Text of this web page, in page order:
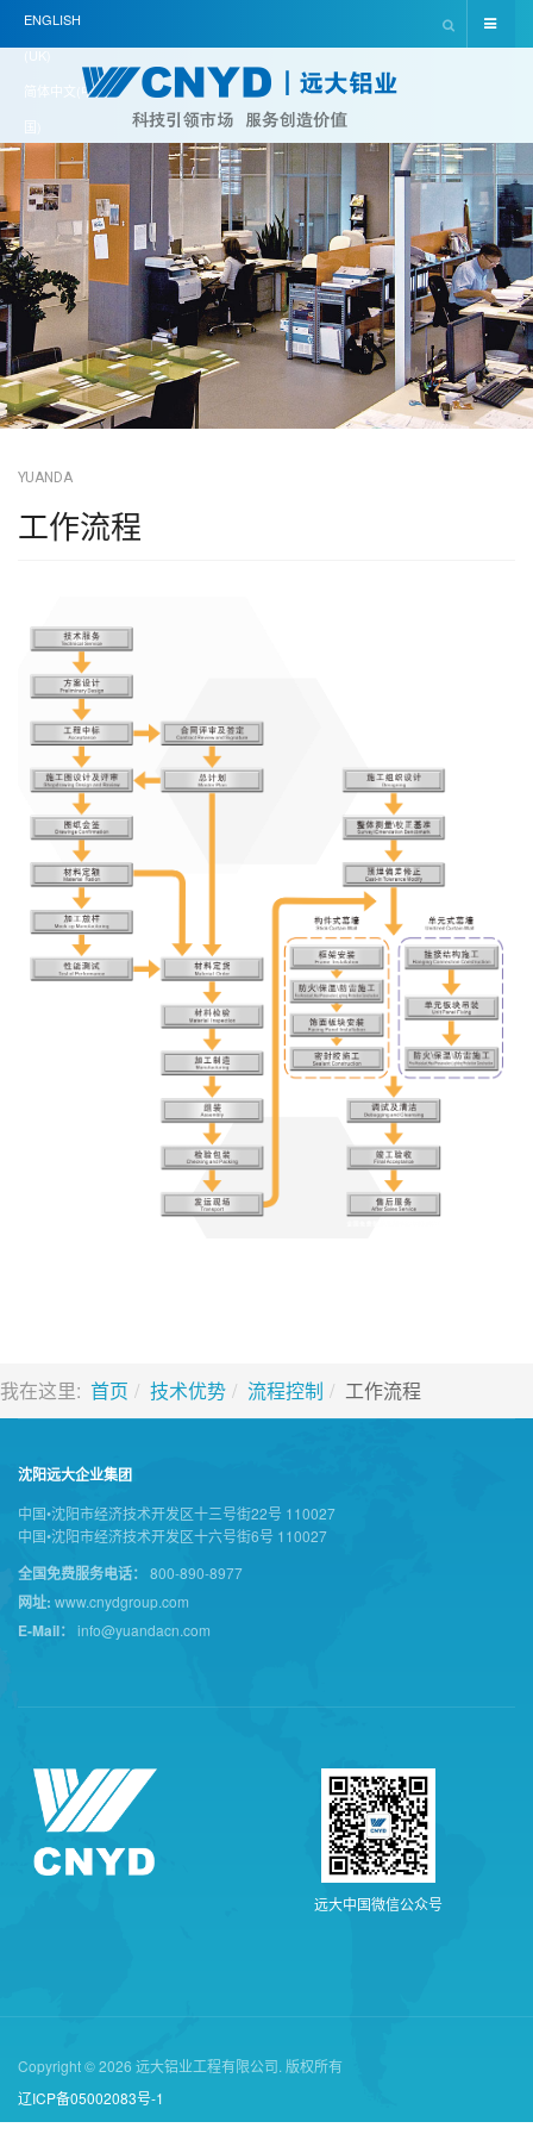
ENGLISH
(UK)
简体中文(中
国)
YUANDA
工作流程
我在这里: 首页 技术优势 流程控制 工作流程
沈阳远大企业集团
中国•沈阳市经济技术开发区十三号街22号 110027
中国•沈阳市经济技术开发区十六号街6号 110027
全国免费服务电话： 800-890-8977
网址: www.cnydgroup.com
E-Mail： info@yuandacn.com
远大中 国微信公众号
Copyright © 2026 远大铝业工程有限公司. 版权所有
辽ICP备05002083号-1